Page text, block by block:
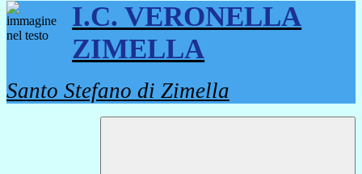
I.C. VERONELLA
ZIMELLA
Santo Stefano di Zimella